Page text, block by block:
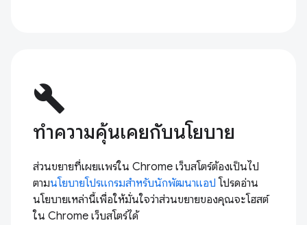
build
ทำความคุ้นเคยกับนโยบาย
ส่วนขยายที่เผยแพร่ใน Chrome เว็บสโตร์ต้องเป็นไป
ตามนโยบายโปรแกรมสำหรับนักพัฒนาแอป โปรดอ่าน
นโยบายเหล่านี้เพื่อให้มั่นใจว่าส่วนขยายของคุณจะโฮสต์
ใน Chrome เว็บสโตร์ได้